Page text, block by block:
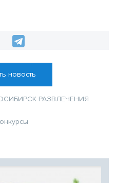
новость
РАЗВЛЕЧЕНИЯ